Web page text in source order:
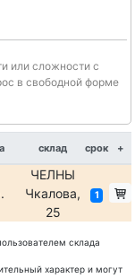
или сложности с
в свободной форме
склад срок +
ЧЕЛНЫ
Чкалова,
25
1
склада
характер и могут